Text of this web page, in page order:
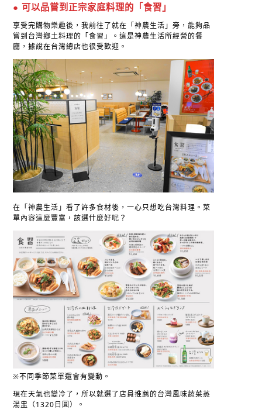
● 可以品嘗到正宗家庭料理的「食習」
享受完購物樂趣後，我前往了就在「神農生活」旁，能夠品
嘗到台灣鄉土料理的「食習」。這是神農生活所經營的餐
廳，據說在台灣總店也很受歡迎。
在「神農生活」看了許多食材後，一心只想吃台灣料理。菜
單內容這麼豐富，該選什麼好呢？
※不同季節菜單還會有變動。
現在天氣也變冷了，所以就選了店員推薦的台灣風味蔬菜蒸
湯盅（1320日圓）。